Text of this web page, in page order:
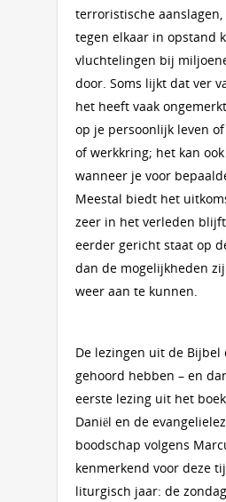
terroristische
tegen elkaar in opstand
vluchtelingen bij
door. Soms lijkt dat ver
het heeft vaak
op je persoonlijk leven
of werkkring; het kan
wanneer je voor
Meestal biedt het
zeer in het verleden
eerder gericht staat op
dan de mogelijkheden
weer aan te kunnen.
De lezingen uit de Bijbel
gehoord hebben – en
eerste lezing uit het
Daniël en de
boodschap volgens
kenmerkend voor deze
liturgisch jaar: de